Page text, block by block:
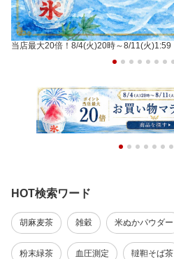
当店最大20倍！8/4(火)20時～8/11(火)1:59
HOT検索ワード
胡麻麦茶 雑穀 米ぬかパウダー
粉末緑茶 血圧測定 韃靼そば茶